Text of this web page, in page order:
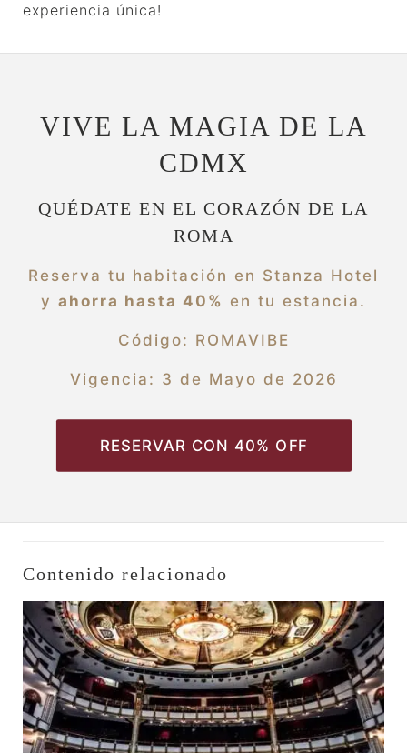
experiencia única!
VIVE LA MAGIA DE LA
CDMX
QUÉDATE EN EL CORAZÓN DE LA
ROMA
Reserva tu habitación en Stanza Hotel
y ahorra hasta 40% en tu estancia.
Código: ROMAVIBE
Vigencia: 3 de Mayo de 2026
RESERVAR CON 40% OFF
Contenido relacionado